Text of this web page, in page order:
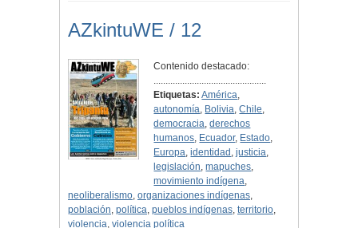
AZkintuWE / 12
Contenido destacado:
...............................................
Etiquetas: América,
autonomía, Bolivia,Chile,
democracia,derechos
humanos, Ecuador, Estado,
Europa,identidad ,justicia,
legislación,mapuches,
movimiento indígena,
neoliberalismo, organizaciones indígenas,
población, política, pueblos indígenas, territorio,
violencia, violencia política